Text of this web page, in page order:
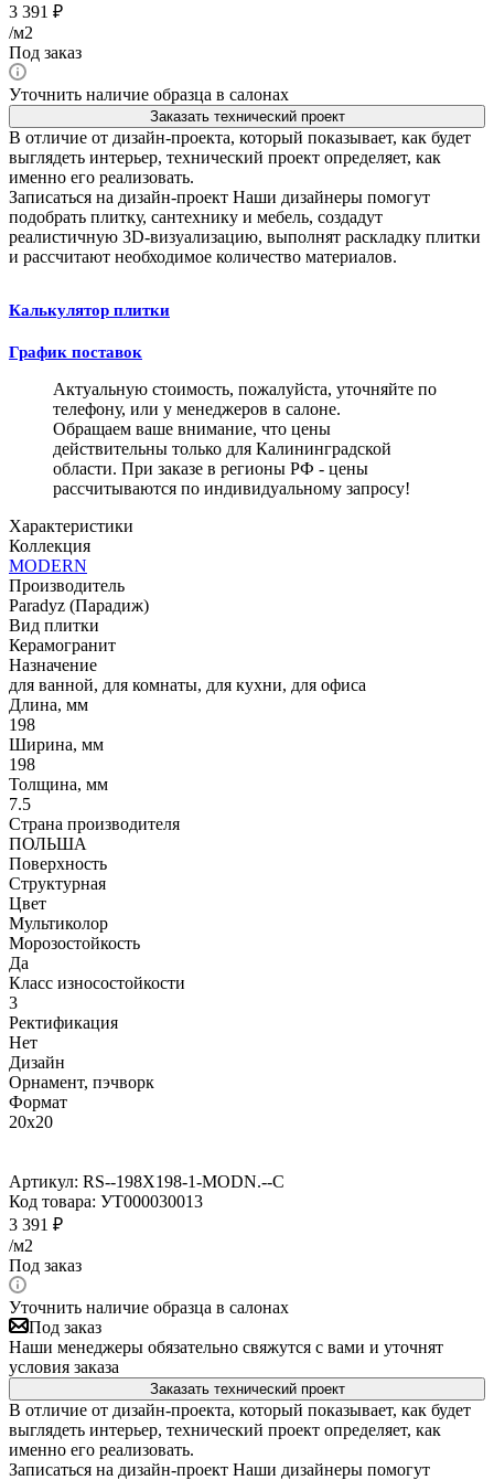
3 391 ₽
/м2
Под заказ
Уточнить наличие образца в салонах
Заказать технический проект
В отличие от дизайн-проекта, который показывает, как будет
выглядеть интерьер, технический проект определяет, как
именно его реализовать.
Записаться на дизайн-проект Наши дизайнеры помогут
подобрать плитку, сантехнику и мебель, создадут
реалистичную 3D-визуализацию, выполнят раскладку плитки
и рассчитают необходимое количество материалов.
Калькулятор плитки
График поставок
Актуальную стоимость, пожалуйста, уточняйте по
телефону, или у менеджеров в салоне.
Обращаем ваше внимание, что цены
действительны только для Калининградской
области. При заказе в регионы РФ - цены
рассчитываются по индивидуальному запросу!
Характеристики
Коллекция
MODERN
Производитель
Paradyz (Парадиж)
Вид плитки
Керамогранит
Назначение
для ванной, для комнаты, для кухни, для офиса
Длина, мм
198
Ширина, мм
198
Толщина, мм
7.5
Страна производителя
ПОЛЬША
Поверхность
Структурная
Цвет
Мультиколор
Морозостойкость
Да
Класс износостойкости
3
Ректификация
Нет
Дизайн
Орнамент, пэчворк
Формат
20x20
Артикул: RS--198X198-1-MODN.--C
Код товара: УТ000030013
3 391 ₽
/м2
Под заказ
Уточнить наличие образца в салонах
Под заказ
Наши менеджеры обязательно свяжутся с вами и уточнят
условия заказа
Заказать технический проект
В отличие от дизайн-проекта, который показывает, как будет
выглядеть интерьер, технический проект определяет, как
именно его реализовать.
Записаться на дизайн-проект Наши дизайнеры помогут